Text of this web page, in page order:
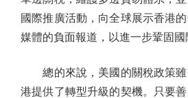
國際推廣活動，向全球展示香港
媒體的負面報道，以進一步鞏固國
總的來說，美國的關稅政策雖
港提供了轉型升級的契機。只要